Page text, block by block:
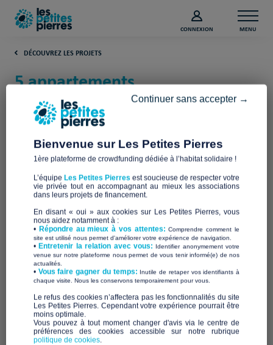
CONNEXION MENU
DÉCOUVREZ LES PROJETS
5 appartements
supplémentaires adaptés au
handicap ! (Haute-Garonne)
L'Esperluette
Améliorer le cadre de vie et le confort
Bienvenue sur Les Petites Pierres
1ère plateforme de crowdfunding dédiée à l’habitat solidaire !
L’équipe Les Petites Pierres est soucieuse de respecter votre
vie privée tout en accompagnant au mieux les associations
dans leurs projets de financement.
En disant « oui » aux cookies sur Les Petites Pierres, vous
nous aidez notamment à :
• Répondre au mieux à vos attentes:Comprendre comment le
site est utilisé nous permet d'améliorer votre expérience de navigation.
•Entretenir la relation avec vous: Identifier anonymement votre
venue sur notre plateforme nous permet de vous tenir informé(e) de nos
actualités.
​• Vous faire gagner du temps: Inutile de retaper vos identifiants à
chaque visite. Nous les conservons temporairement pour vous.
​Le refus des cookies n’affectera pas les fonctionnalités du site
Les Petites Pierres. Cependant votre expérience pourrait être
moins optimale.​
Vous pouvez à tout moment changer d'avis via le centre de
préférences des cookies accessible sur notre rubrique
politique de cookies.
Continuer sans accepter →